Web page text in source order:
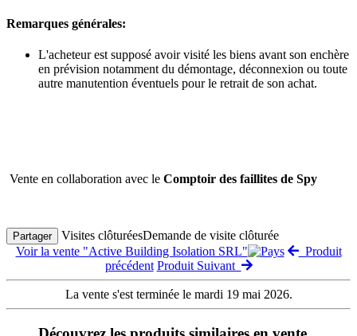
Remarques générales:
L'acheteur est supposé avoir visité les biens avant son enchère
en prévision notamment du démontage, déconnexion ou toute
autre manutention éventuels pour le retrait de son achat.
Vente en collaboration avec le Comptoir des faillites de Spy
Partager Visites clôturéesDemande de visite clôturée
Voir la vente "Active Building Isolation SRL"
Produit
précédent Produit Suivant
La vente s'est terminée le mardi 19 mai 2026.